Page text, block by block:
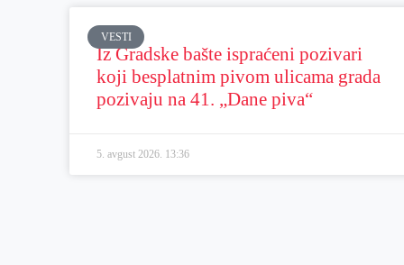
VESTI
Iz Gradske bašte ispraćeni pozivari
koji besplatnim pivom ulicama grada
pozivaju na 41. „Dane piva“
5. avgust 2026. 13:36